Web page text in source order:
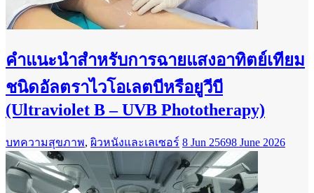
คำแนะนำสำหรับการฉายแสงอาทิตย์เทียม
ชนิดอัลตราไวโอเลตบีหรือยูวีบี
(Ultraviolet B – UVB Phototherapy)
บทความสุขภาพ, ผิวหนังและเลเซอร์ 8 Jun 25698 June 2026